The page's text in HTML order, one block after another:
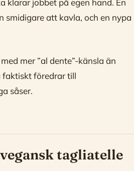
klarar jobbet på egen hand. En
smidigare att kavla, och en nypa
mer ”al dente”-känsla än
föredrar till
såser.
tagliatelle